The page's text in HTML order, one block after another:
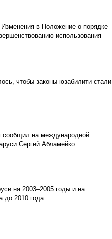
Изменения в Положение о порядке
использования
чтобы законы юзабилити стали
сообщил на международной
Сергей Абламейко.
на 2003–2005 годы и на
до 2010 года.